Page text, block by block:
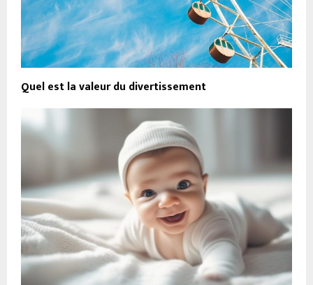
Quel est la valeur du divertissement